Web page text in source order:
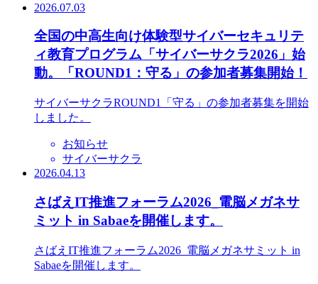
2026.07.03
全国の中高生向け体験型サイバーセキュリテ
ィ教育プログラム「サイバーサクラ2026」始
動。「ROUND1：守る」の参加者募集開始！
サイバーサクラROUND1「守る」の参加者募集を開始
しました。
お知らせ
サイバーサクラ
2026.04.13
さばえIT推進フォーラム2026_電脳メガネサ
ミット in Sabaeを開催します。
さばえIT推進フォーラム2026_電脳メガネサミット in
Sabaeを開催します。